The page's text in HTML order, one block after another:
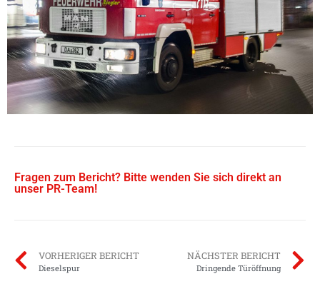
Fragen zum Bericht? Bitte wenden Sie sich direkt an
unser PR-Team!
VORHERIGER BERICHT
Dieselspur
NÄCHSTER BERICHT
Dringende Türöffnung